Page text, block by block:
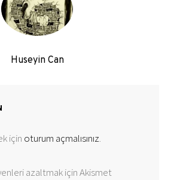
Huseyin Can
için oturum açmalısınız.
azaltmak için Akismet